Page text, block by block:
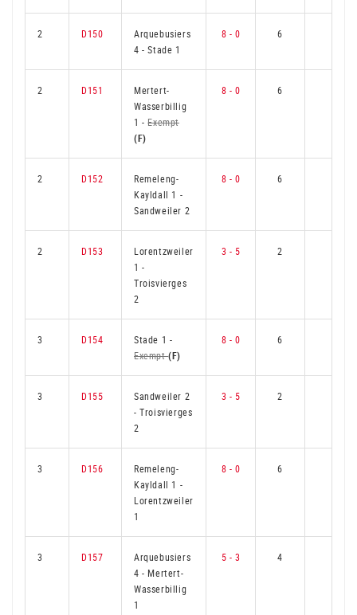
2 D150
Arquebusiers
4-Stade 1
8 - 0 6
2 D151
Mertert-
Wasserbillig
1-Exempt
(F)
8 - 0 6
2 D152
Remeleng-
Kayldall 1 -
Sandweiler 2
8 - 0 6
2 D153
Lorentzweiler
1-
Troisvierges
2
3 - 5 2
3 D154 Stade 1 -
Exempt(F)
8 - 0 6
3 D155
Sandweiler 2
-Troisvierges
2
3 - 5 2
3 D156
Remeleng-
Kayldall 1 -
Lorentzweiler
1
8 - 0 6
3 D157
Arquebusiers
4- Mertert-
Wasserbillig
1
5 - 3 4